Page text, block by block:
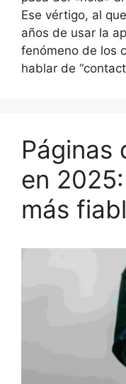
Ese vértigo, al
años de usar la
fenómeno de los
hablar de
Páginas
en
más